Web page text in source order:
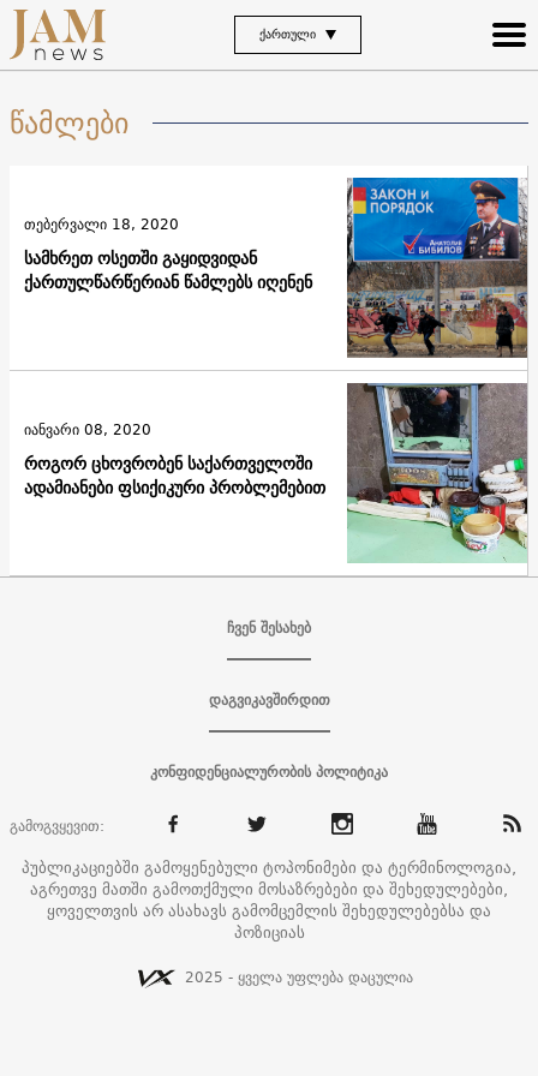
ᲥᲐᲠᲗᲣᲚᲘ
წამლები
სამხრეთ ოსეთში გაყიდვიდან
ქართულწარწერიან წამლებს იღენენ
თებერვალი 18, 2020
როგორ ცხოვრობენ საქართველოში
ადამიანები ფსიქიკური პრობლემებით
იანვარი 08, 2020
ჩვენ შესახებ
დაგვიკავშირდით
კონფიდენციალურობის პოლიტიკა
გამოგვყევით:
პუბლიკაციებში გამოყენებული ტოპონიმები და ტერმინოლოგია,
აგრეთვე მათში გამოთქმული მოსაზრებები და შეხედულებები,
ყოველთვის არ ასახავს გამომცემლის შეხედულებებსა და
პოზიციას
2025 - ყველა უფლება დაცულია